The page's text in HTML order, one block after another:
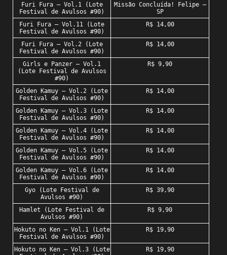
Furi Fura – Vol.1 (Lote
Festival de Avulsos #90)
Missão Concluída! Felipe –
SP
Furi Fura – Vol.11 (Lote
Festival de Avulsos #90)
R$ 14,00
Furi Fura – Vol.2 (Lote
Festival de Avulsos #90)
R$ 14,00
Girls e Panzer – Vol.1
(Lote Festival de Avulsos
#90)
R$ 9,90
Golden Kamuy – Vol.2 (Lote
Festival de Avulsos #90)
R$ 14,00
Golden Kamuy – Vol.3 (Lote
Festival de Avulsos #90)
R$ 14,00
Golden Kamuy – Vol.4 (Lote
Festival de Avulsos #90)
R$ 14,00
Golden Kamuy – Vol.5 (Lote
Festival de Avulsos #90)
R$ 14,00
Golden Kamuy – Vol.6 (Lote
Festival de Avulsos #90)
R$ 14,00
Gyo (Lote Festival de
Avulsos #90)
R$ 39,90
Hamlet (Lote Festival de
Avulsos #90)
R$ 9,90
Hokuto no Ken – Vol.1 (Lote
Festival de Avulsos #90)
R$ 19,90
Hokuto no Ken – Vol.3 (Lote
R$ 19,90